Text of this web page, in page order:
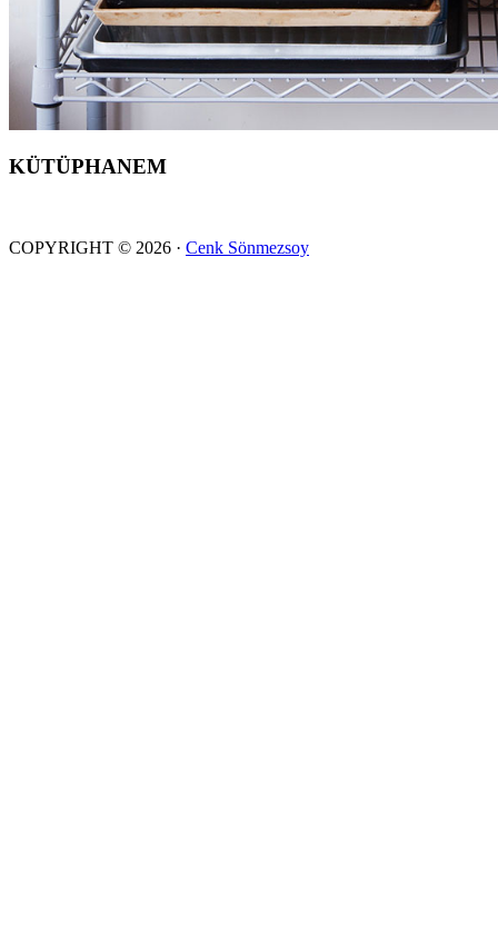
KÜTÜPHANEM
COPYRIGHT © 2026 · Cenk Sönmezsoy